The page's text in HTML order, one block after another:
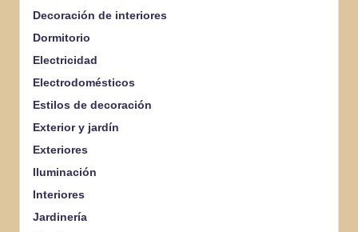
Decoración de interiores
Dormitorio
Electricidad
Electrodomésticos
Estilos de decoración
Exterior y jardín
Exteriores
Iluminación
Interiores
Jardinería